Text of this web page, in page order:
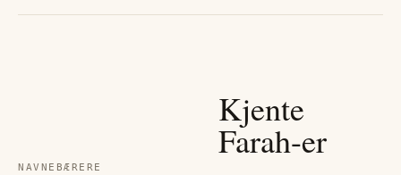
NAVNEBÆRERE
Kjente
Farah-er